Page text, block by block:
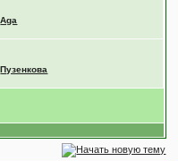
Aga
Пузенкова